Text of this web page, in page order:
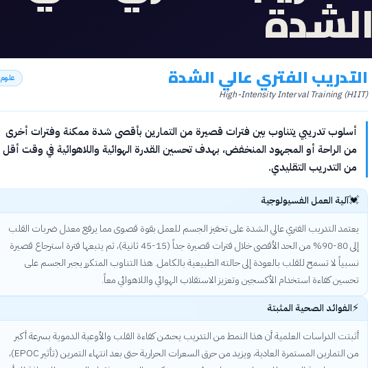
الشدة
التدريب الفتري عالي الشدة
High-Intensity Interval Training (HIIT)
علوم
أسلوب تدريبي يتناوب بين فترات قصيرة من التمارين بأقصى شدة ممكنة وفترات أخرى
من الراحة أو المجهود المنخفض، بهدف تحسين القدرة الهوائية واللاهوائية في وقت أقل
من التدريب التقليدي.
💓آلية العمل الفسيولوجية
يعتمد التدريب الفتري عالي الشدة على تحفيز الجسم للعمل بقوة قصوى مما يرفع معدل ضربات القلب
إلى 80-90% من الحد الأقصى خلال فترات قصيرة جداً (15-45 ثانية)، ثم يتبعها فترة استرجاع قصيرة
نسبياً لا تسمح للقلب بالعودة إلى حالته الطبيعية بالكامل. هذا التناوب المتكرر يجبر الجسم على
تحسين كفاءة استخدام الأكسجين وتعزيز الاستقلاب الهوائي واللاهوائي معاً.
⚡الفوائد الصحية المثبتة
أثبتت الدراسات العلمية أن هذا النمط من التدريب يحسّن كفاءة القلب والأوعية الدموية بسرعة أكبر
من التمارين المستمرة العادية، ويزيد من حرق السعرات الحرارية حتى بعد انتهاء التمرين (تأثير EPOC)،